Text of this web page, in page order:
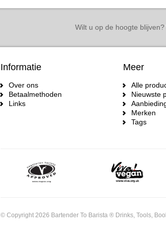
Wilt u op de hoogte blijven?
Informatie
Over ons
Betaalmethoden
Links
Meer
Alle
Nieuwste
Merken
Tags
© Copyright 2026 Bartender To Barista ® Drinks, Tools,